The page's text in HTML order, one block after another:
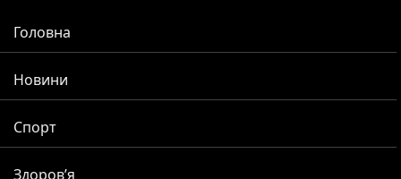
Головна
Новини
Спорт
Здоров’я